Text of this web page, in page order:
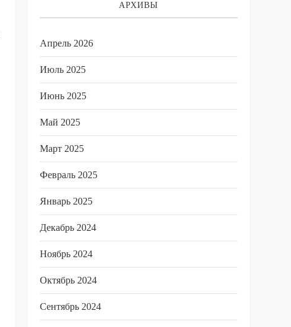
АРХИВЫ
Апрель 2026
Июль 2025
Июнь 2025
Май 2025
Март 2025
Февраль 2025
Январь 2025
Декабрь 2024
Ноябрь 2024
Октябрь 2024
Сентябрь 2024